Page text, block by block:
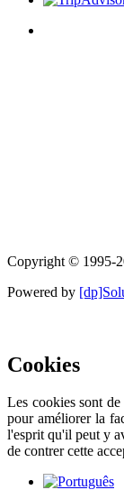
Copyright © 1995-
Powered by
Cookies
Les cookies sont
pour améliorer la
l'esprit qu'il peut y
de contrer cette